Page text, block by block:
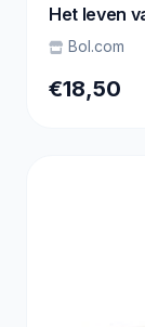
Het leven
Bol.com
€18,50